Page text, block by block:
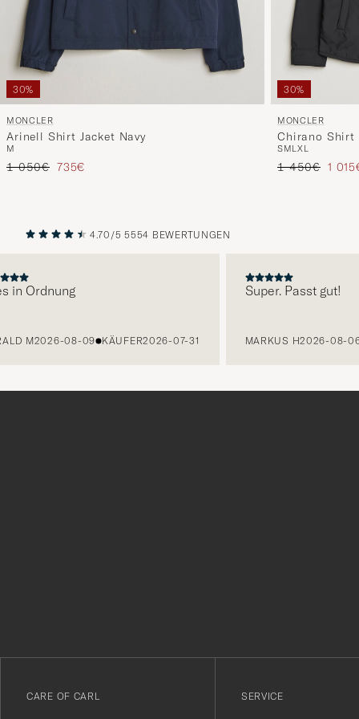
30%
MONCLER
Arinell Shirt Jacket Navy
M
Regulärer Preis
1 050€ Reduzierter Preis
735€
30%
MONCLER
Chirano Shirt
SMLXL
Regulärer
1 450€ 1
VORHERIGE
4.70/5 5554 BEWERTUNGEN
Ordnung
M 2026-08-09 KÄUFER2026-07-31
Super. Passt gut!
MARKUS H 2026-08-06
till
nyhetsbrev!
CARE OF CARL SERVICE